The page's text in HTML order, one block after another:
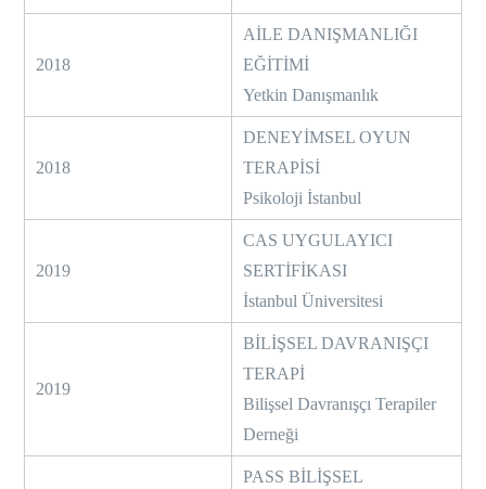
2018
AİLE DANIŞMANLIĞI
EĞİTİMİ
Yetkin Danışmanlık
2018
DENEYİMSEL OYUN
TERAPİSİ
Psikoloji İstanbul
2019
CAS UYGULAYICI
SERTİFİKASI
İstanbul Üniversitesi
2019
BİLİŞSEL DAVRANIŞÇI
TERAPİ
Bilişsel Davranışçı Terapiler
Derneği
PASS BİLİŞSEL